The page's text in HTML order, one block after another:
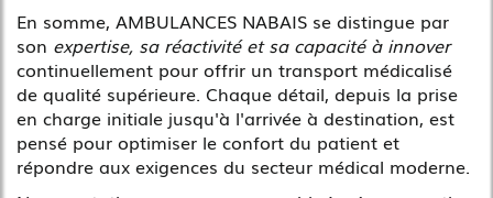
En somme, AMBULANCES NABAIS se distingue par
son expertise, sa réactivité et sa capacité à innover
continuellement pour offrir un transport médicalisé
de qualité supérieure. Chaque détail, depuis la prise
en charge initiale jusqu'à l'arrivée à destination, est
pensé pour optimiser le confort du patient et
répondre aux exigences du secteur médical moderne.